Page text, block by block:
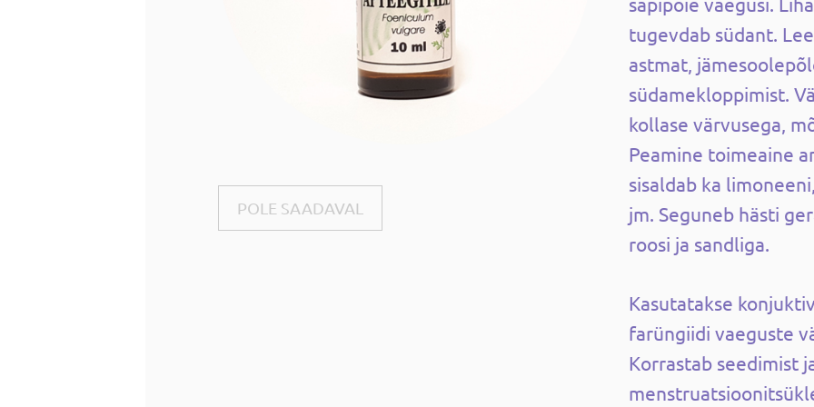
POLE SAADAVAL
tugevdab südant.
astmat,
südamekloppimist.
kollase värvusega,
Peamine toimeaine
sisaldab ka
jm. Seguneb hästi
roosi ja sandliga.
Kasutatakse
farüngiidi vaeguste
Korrastab seedimist